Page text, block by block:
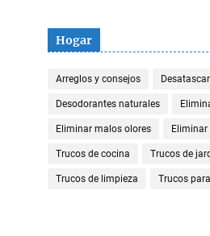
Hogar
Arreglos y consejos
Desodorantes naturales
Eliminar malos olores
Trucos de cocina Trucos de
Trucos de limpieza Trucos